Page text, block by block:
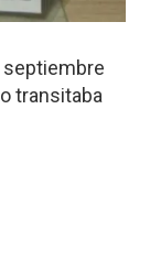
septiembre
transitaba